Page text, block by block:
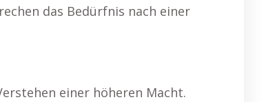
das Bedürfnis nach einer
einer höheren Macht.